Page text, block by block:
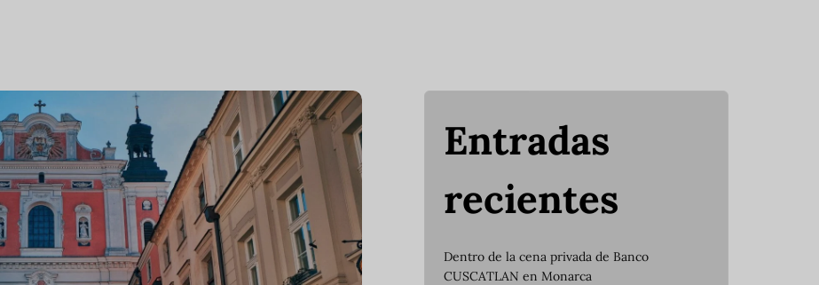
Entradas
recientes
Dentro de la cena privada de Banco
CUSCATLAN en Monarca